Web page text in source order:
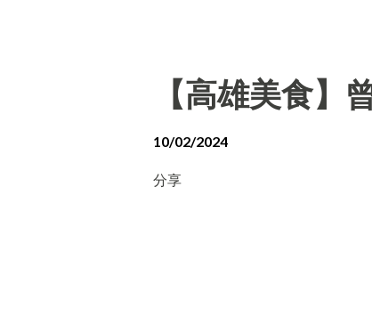
【高雄美食】
10/02/2024
分享